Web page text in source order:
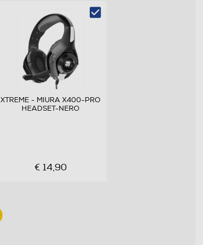
XTREME - MIURA X400-PRO
HEADSET-NERO
€ 14,90